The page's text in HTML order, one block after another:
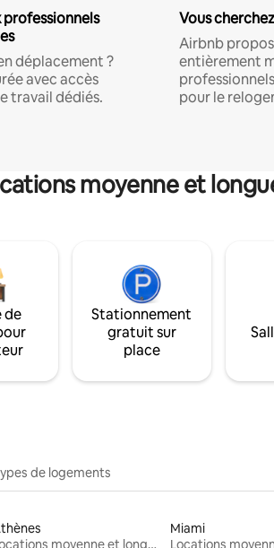
déplacement ?
avec accès
travail dédiés.
Vous
Airbnb
entièrement
pour le
moyenne et
de
Stationnement
gratuit sur
place
de logements
Locations moyenne et longue durée
Miami